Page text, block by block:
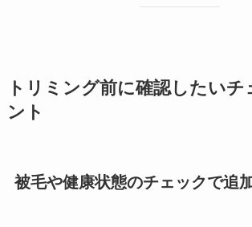
トリミング前に確認したいチ
ント
被毛や健康状態のチェックで追